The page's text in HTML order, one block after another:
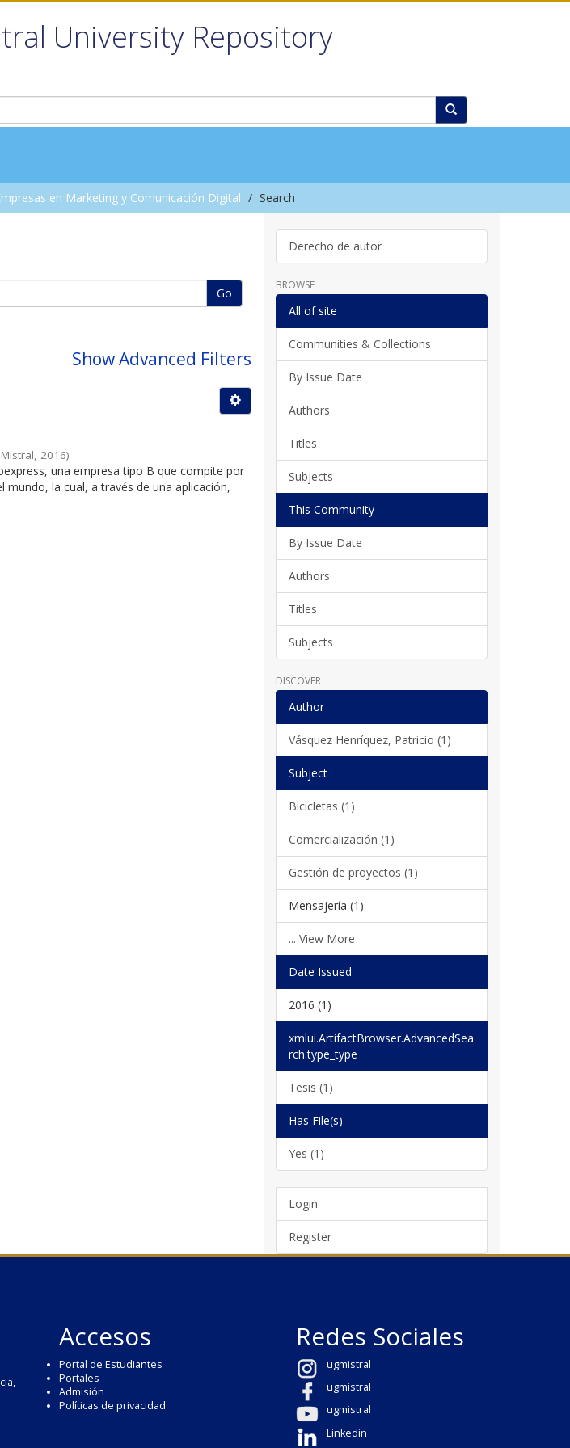
University Repository
en Marketing y Comunicación Digital Search
Go
Show Advanced Filters
2016)
una empresa tipo B que compite por
la cual, a través de una aplicación,
Derecho de autor
BROWSE
All of site
Communities & Collections
By Issue Date
Authors
Titles
Subjects
This Community
By Issue Date
Authors
Titles
Subjects
DISCOVER
Author
Vásquez Henríquez, Patricio (1)
Subject
Bicicletas (1)
Comercialización (1)
Gestión de proyectos (1)
Mensajería (1)
... View More
Date Issued
2016 (1)
xmlui.ArtifactBrowser.AdvancedSea
rch.type_type
Tesis (1)
Has File(s)
Yes (1)
Login
Register
Accesos
Portal de Estudiantes
Portales
Admisión
Políticas de privacidad
Redes Sociales
ugmistral
ugmistral
ugmistral
Linkedin